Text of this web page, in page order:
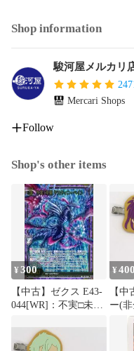
Shop information
駿河屋メルカリ
Mercari Shops
Follow
Shop's other items
¥300
【中古】ゼクス E43-
044[WR]：不実□未開
¥400
【
ー(非
ヘア
「エ
乱